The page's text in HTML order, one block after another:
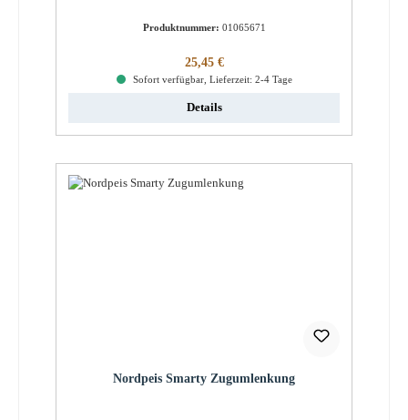
Produktnummer: 01065671
Regulärer Preis:
25,45 €
Sofort verfügbar, Lieferzeit: 2-4 Tage
Details
Nordpeis Smarty Zugumlenkung